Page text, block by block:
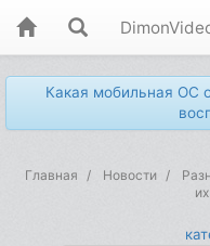
Какая мобильная ОС
Главная Новости